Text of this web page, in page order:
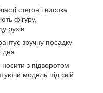
стегон і висока
фігуру,
рухів.
зручну посадку
з підворотом
модель під свій